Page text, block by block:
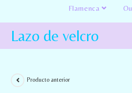
Flamenca
Lazo de velcro
Producto anterior